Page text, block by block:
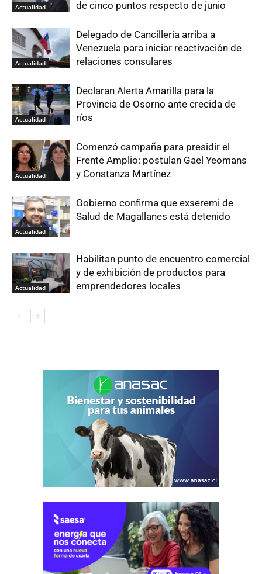
Actualidad de cinco puntos respecto de junio
Actualidad
Delegado de Cancillería arriba a
Venezuela para iniciar reactivación de
relaciones consulares
Actualidad
Declaran Alerta Amarilla para la
Provincia de Osorno ante crecida de
ríos
Actualidad
Comenzó campaña para presidir el
Frente Amplio: postulan Gael Yeomans
y Constanza Martínez
Actualidad
Gobierno confirma que exseremi de
Salud de Magallanes está detenido
Actualidad
Habilitan punto de encuentro comercial
y de exhibición de productos para
emprendedores locales